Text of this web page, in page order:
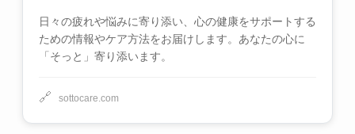
日々の疲れや悩みに寄り添い、心の健康をサポートする
ための情報やケア方法をお届けします。あなたの心に
「そっと」寄り添います。
🔗 sottocare.com